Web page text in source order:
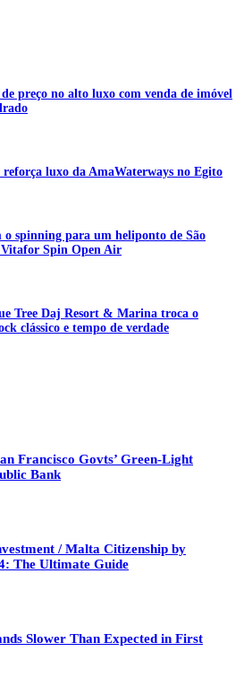
preço no alto luxo com venda de imóvel
luxo da AmaWaterways no Egito
spinning para um heliponto de São
Spin Open Air
Tree Daj Resort & Marina troca o
clássico e tempo de verdade
Francisco Govts’ Green-Light
Bank
/ Malta Citizenship by
The Ultimate Guide
Slower Than Expected in First